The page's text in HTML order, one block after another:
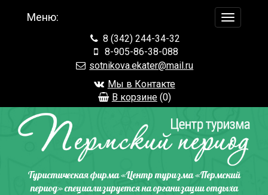
Меню:
8 (342) 244-34-32
8-905-86-38-088
sotnikova.ekater@mail.ru
Мы в Контакте
В корзине(0)
Туристическая фирма «Центр туризма «Пермский
период» специализируется на организации отдыха